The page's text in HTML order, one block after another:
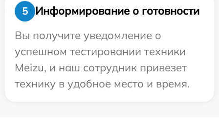
5
Информирование о готовности
Вы получите уведомление о
успешном тестировании техники
Meizu, и наш сотрудник привезет
технику в удобное место и время.